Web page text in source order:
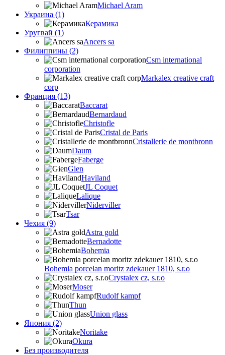
Michael Aram
Украина (1)
Керамика
Уругвай (1)
Ancers sa
Филиппины (2)
Csm international
corporation
Markalex creative craft
corp
Франция (13)
Baccarat
Bernardaud
Christofle
Cristal de Paris
Cristallerie de montbronn
Daum
Faberge
Gien
Haviland
JL Coquet
Lalique
Niderviller
Tsar
Чехия (9)
Astra gold
Bernadotte
Bohemia
Bohemia porcelan moritz zdekauer 1810, s.r.o
Crystalex cz, s.r.o
Moser
Rudolf kampf
Thun
Union glass
Япония (2)
Noritake
Okura
Без производителя